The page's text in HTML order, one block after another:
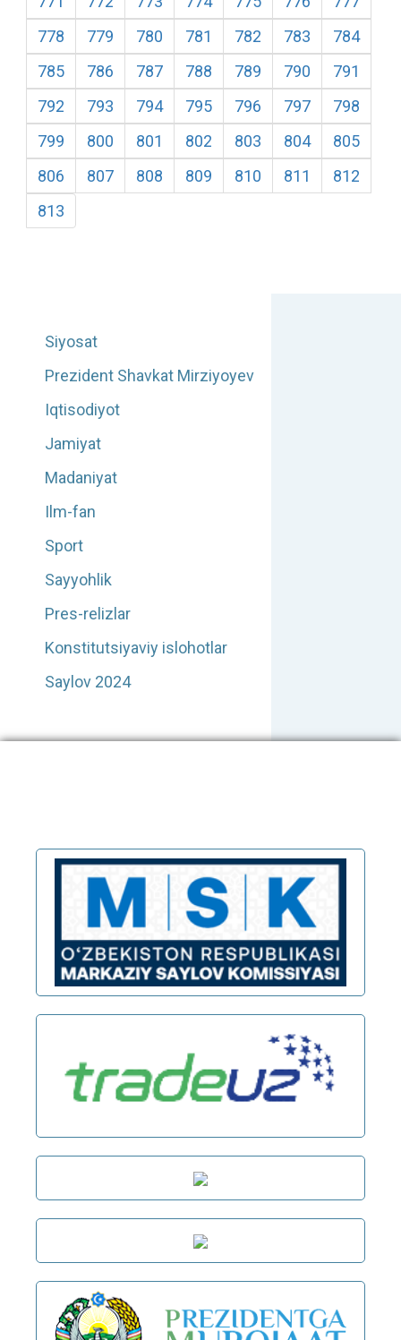
778
779 780 781 782 783
784
785
786 787 788 789 790
791
792
793 794 795 796 797
798
799
800 801 802 803 804
805
806
807 808 809 810 811
812
813
Siyosat
Prezident Shavkat Mirziyoyev
Iqtisodiyot
Jamiyat
Madaniyat
Ilm-fan
Sport
Sayyohlik
Pres-relizlar
Konstitutsiyaviy islohotlar
Saylov 2024